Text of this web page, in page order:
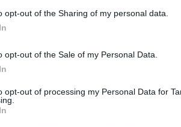
opt-out of the Sharing of my personal data.
opt-out of the Sale of my Personal Data.
opt-out of processing my Personal Data for